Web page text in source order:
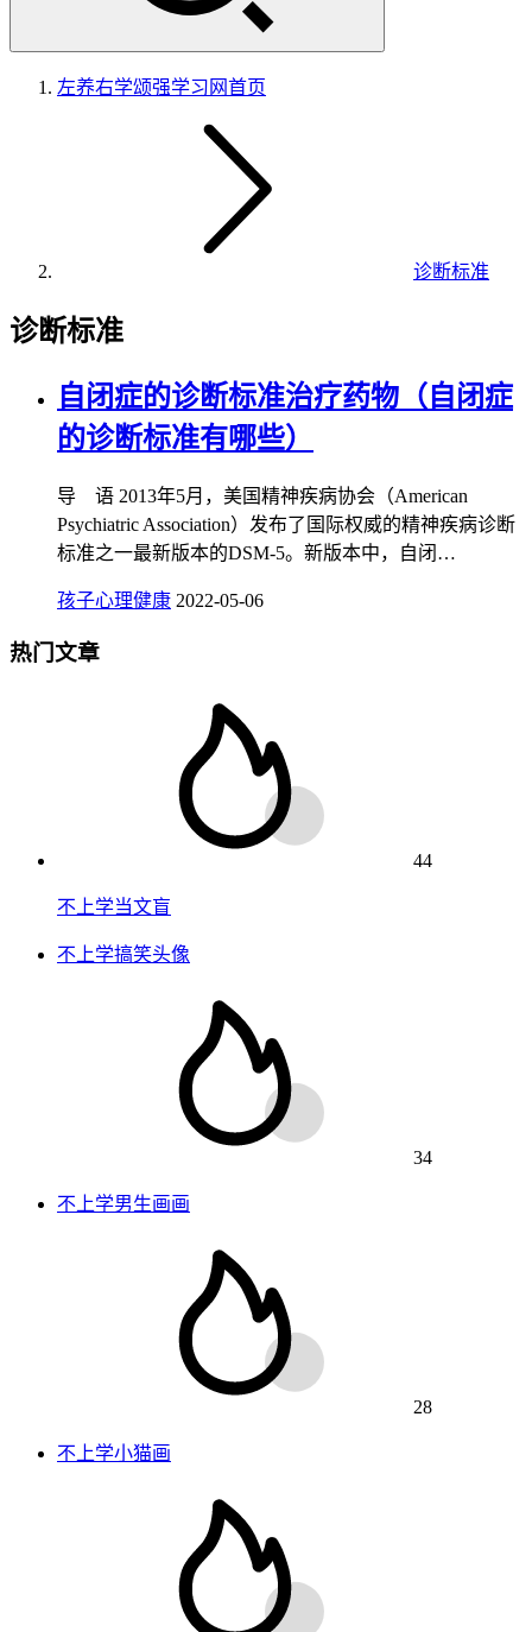
左养右学颂强学习网首页
诊断标准
诊断标准
自闭症的诊断标准治疗药物（自闭症
的诊断标准有哪些）
导 语 2013年5月，美国精神疾病协会（American
Psychiatric Association）发布了国际权威的精神疾病诊断
标准之一最新版本的DSM-5。新版本中，自闭…
孩子心理健康 2022-05-06
热门文章
44
不上学当文盲
不上学搞笑头像
34
不上学男生画画
28
不上学小猫画